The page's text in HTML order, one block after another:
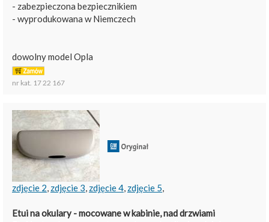
- zabezpieczona bezpiecznikiem
- wyprodukowana w Niemczech
dowolny model Opla
nr kat. 17 22 167
zdjęcie 2, zdjęcie 3, zdjęcie 4, zdjęcie 5,
Etui na okulary - mocowane w kabinie, nad drzwiami